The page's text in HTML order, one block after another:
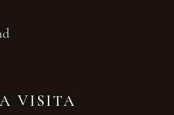
VISITA